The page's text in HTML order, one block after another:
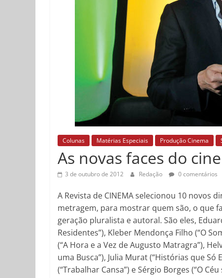
Colunas Matérias Especiais Produção Cinema
As novas faces do
3 de outubro de 2012 Redação 0 comentários
A Revista de CINEMA selecionou 10 novos
metragem, para mostrar quem são, o que
geração pluralista e autoral. São eles,
Residentes”), Kleber Mendonça Filho (“O
(“A Hora e a Vez de Augusto Matragra”),
uma Busca”), Julia Murat (“Histórias que
(“Trabalhar Cansa”) e Sérgio Borges (“O